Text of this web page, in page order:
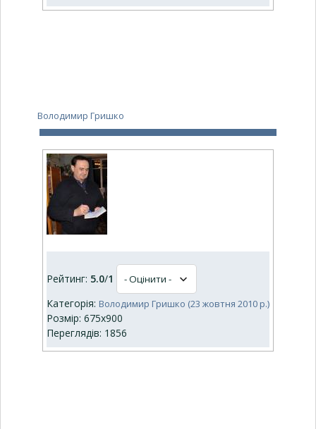
Володимир Гришко
Рейтинг: 5.0/1
Категорія: Володимир Гришко (23 жовтня 2010 р.)
Розмір: 675x900
Переглядів: 1856